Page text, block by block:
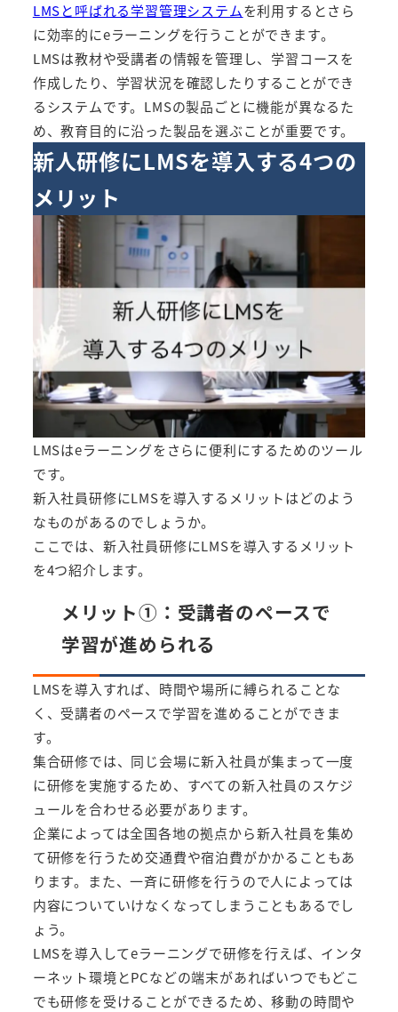
LMSと呼ばれる学習管理システムを利用するとさら
に効率的にeラーニングを行うことができます。
LMSは教材や受講者の情報を管理し、学習コースを
作成したり、学習状況を確認したりすることができ
るシステムです。LMSの製品ごとに機能が異なるた
め、教育目的に沿った製品を選ぶことが重要です。
新人研修にLMSを導入する4つの
メリット
LMSはeラーニングをさらに便利にするためのツール
です。
新入社員研修にLMSを導入するメリットはどのよう
なものがあるのでしょうか。
ここでは、新入社員研修にLMSを導入するメリット
を4つ紹介します。
メリット①：受講者のペースで
学習が進められる
LMSを導入すれば、時間や場所に縛られることな
く、受講者のペースで学習を進めることができま
す。
集合研修では、同じ会場に新入社員が集まって一度
に研修を実施するため、すべての新入社員のスケジ
ュールを合わせる必要があります。
企業によっては全国各地の拠点から新入社員を集め
て研修を行うため交通費や宿泊費がかかることもあ
ります。また、一斉に研修を行うので人によっては
内容についていけなくなってしまうこともあるでし
ょう。
LMSを導入してeラーニングで研修を行えば、インタ
ーネット環境とPCなどの端末があればいつでもどこ
でも研修を受けることができるため、移動の時間や